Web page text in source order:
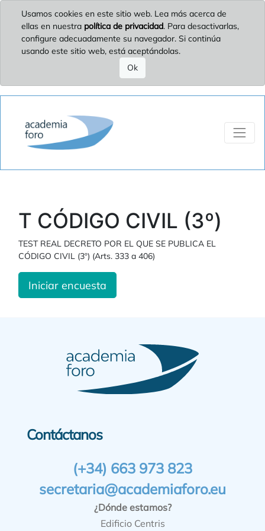
Usamos cookies en este sitio web. Lea más acerca de
ellas en nuestra política de privacidad. Para desactivarlas,
configure adecuadamente su navegador. Si continúa
usando este sitio web, está aceptándolas.
Ok
T CÓDIGO CIVIL (3º)
TEST REAL DECRETO POR EL QUE SE PUBLICA EL
CÓDIGO CIVIL (3º) (Arts. 333 a 406)
Iniciar encuesta
Contáctanos
(+34) 663 973 823
secretaria@academiaforo.eu
¿Dónde estamos?
Edificio Centris